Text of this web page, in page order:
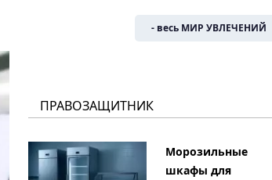
- весь МИР УВЛЕЧЕНИЙ
ПРАВОЗАЩИТНИК
Морозильные
шкафы для